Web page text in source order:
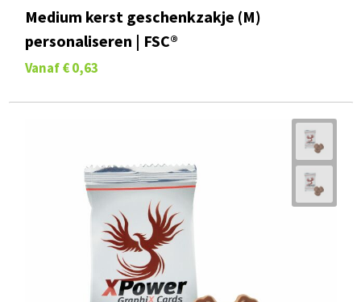
Medium kerst geschenkzakje (M)
personaliseren | FSC®
Vanaf € 0,63